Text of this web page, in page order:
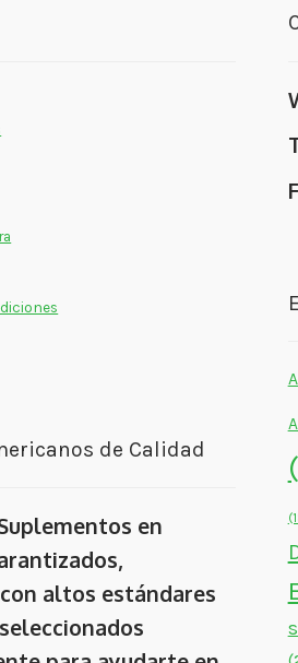
de Calidad
en
altos estándares